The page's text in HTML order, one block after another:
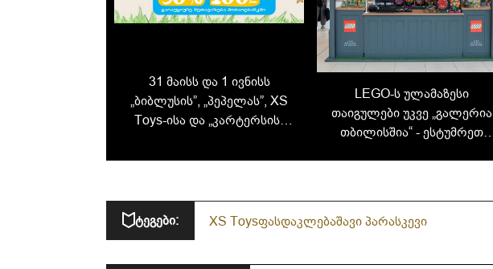
31 მაისს და 1 ივნისს
„ბიბლუსის”, „პეპელას”, XS
Toys-ისა და „კარტერსის“
ისარგებლე თიბისის 30%
LEGO-ს ულამაზესი
თაიგულები უკვე „გალერია
თბილისშია“ - ესტუმრეთ
ტეგები: XS Toysფასდაკლებაშავი პარასკევი